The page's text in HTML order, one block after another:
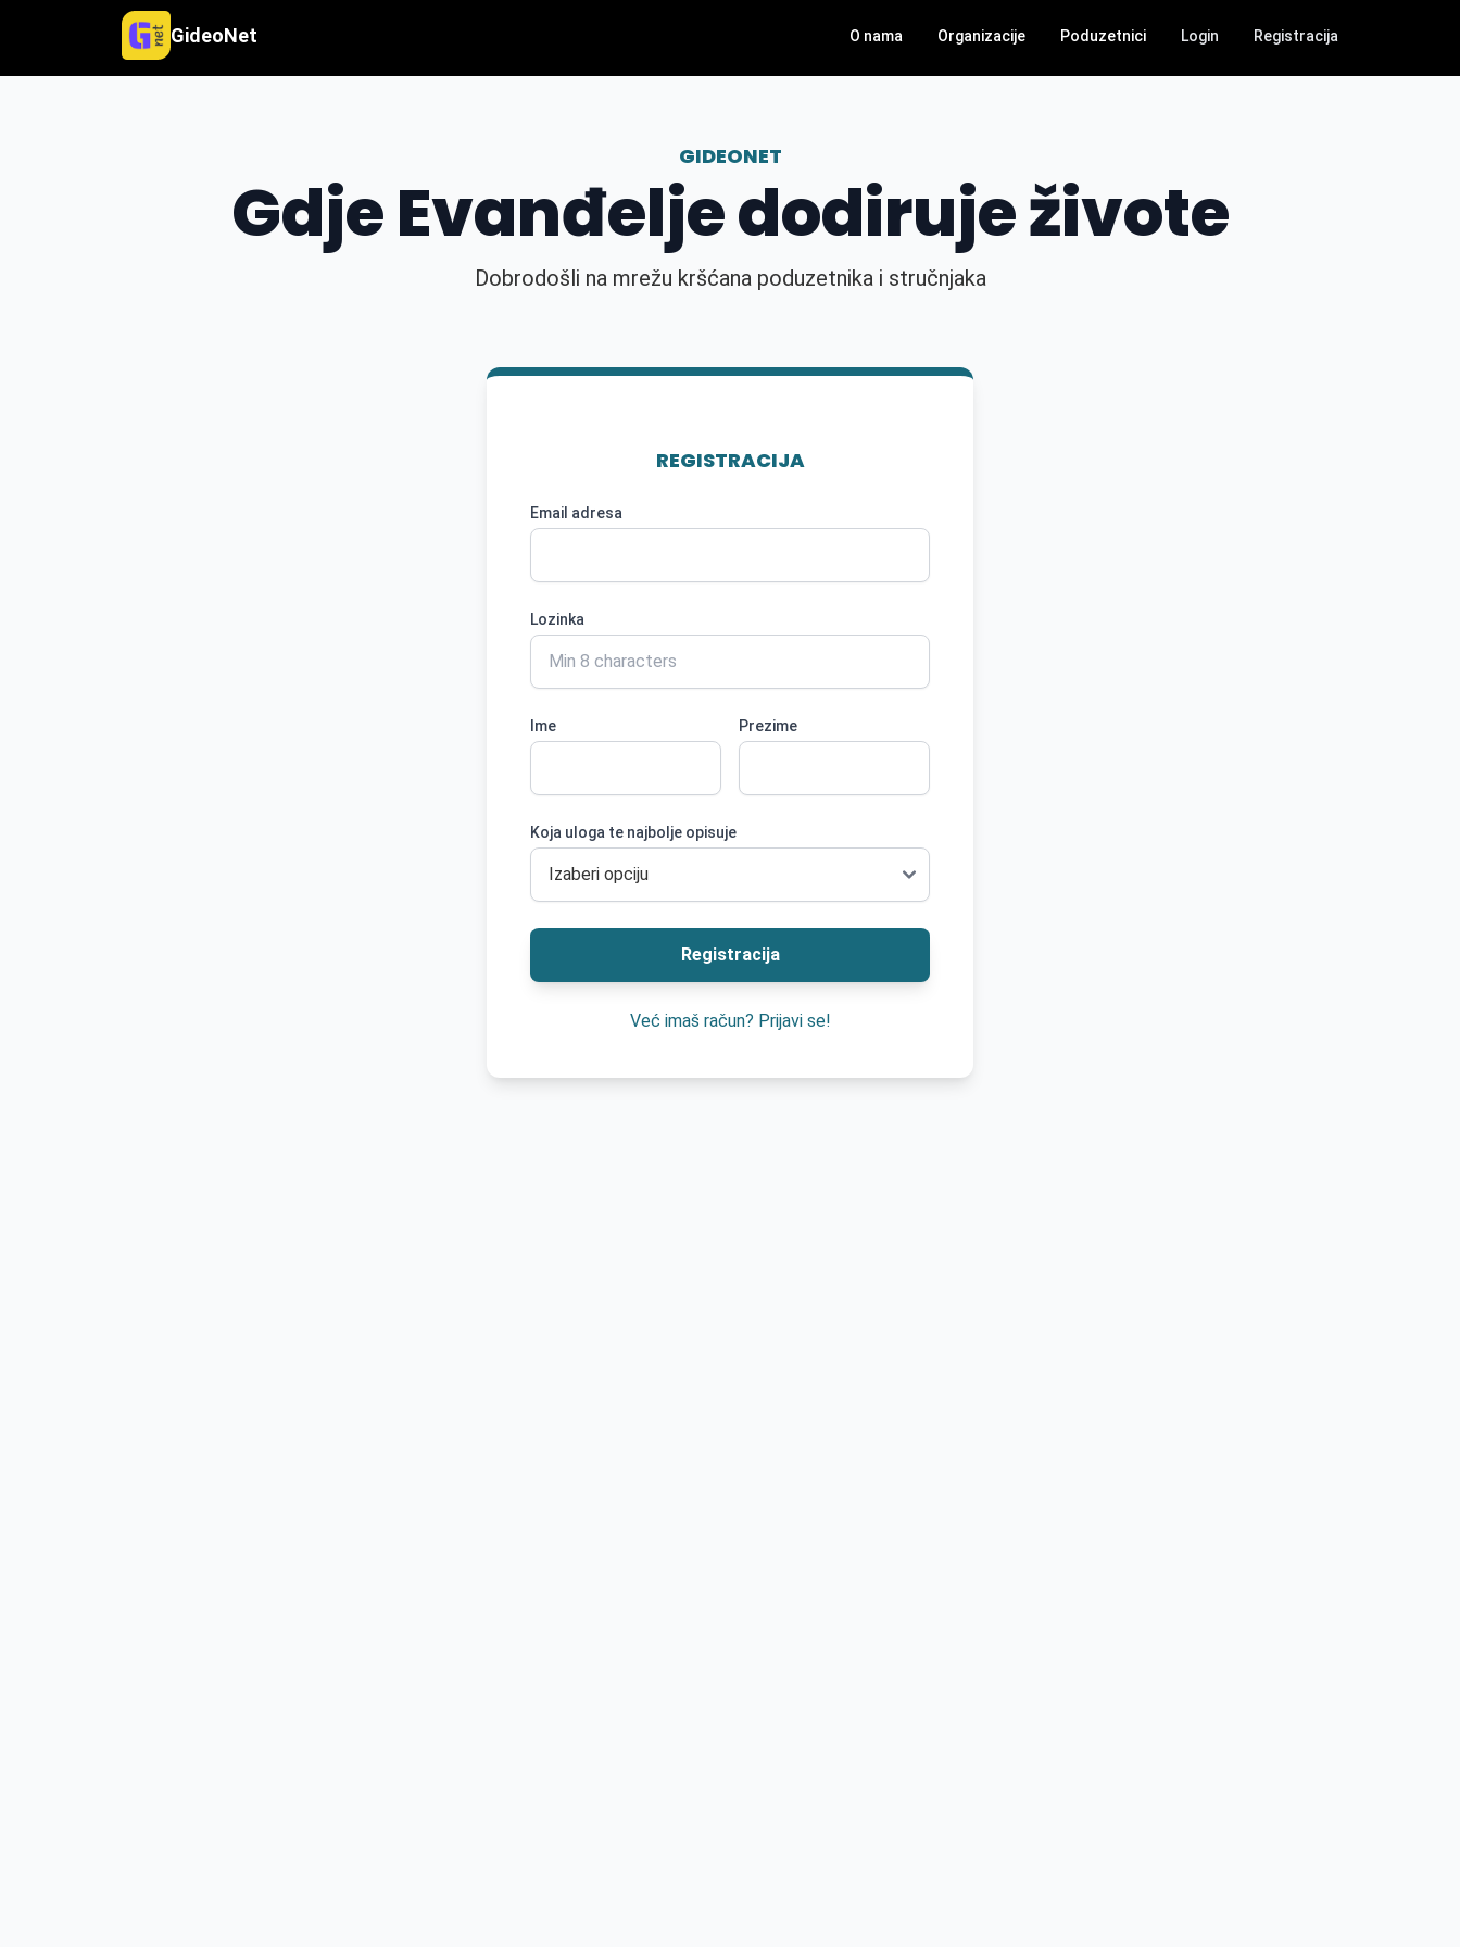
GideoNet O nama Organizacije Poduzetnici Login Registracija
GIDEONET
Gdje Evanđelje dodiruje živote
Dobrodošli na mrežu kršćana poduzetnika i stručnjaka
REGISTRACIJA
Email adresa
Lozinka
Ime Prezime
Koja uloga te najbolje opisuje
Registracija
Već imaš račun? Prijavi se!